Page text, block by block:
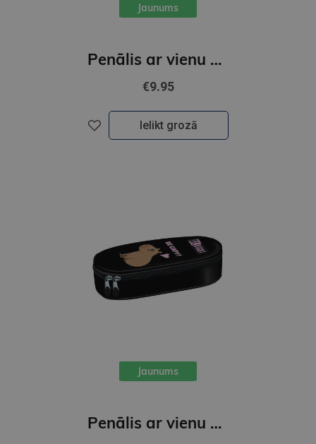
Jaunums
Penālis ar vienu nodalījumu, bez priekšmetiem, TURBO KICK
€9.95
Ielikt grozā
Jaunums
Penālis ar vienu nodalījumu, bez priekšmetiem, Be Capy